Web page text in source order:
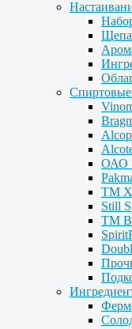
Щепа
ОАО
ТМ
Still
ТМ